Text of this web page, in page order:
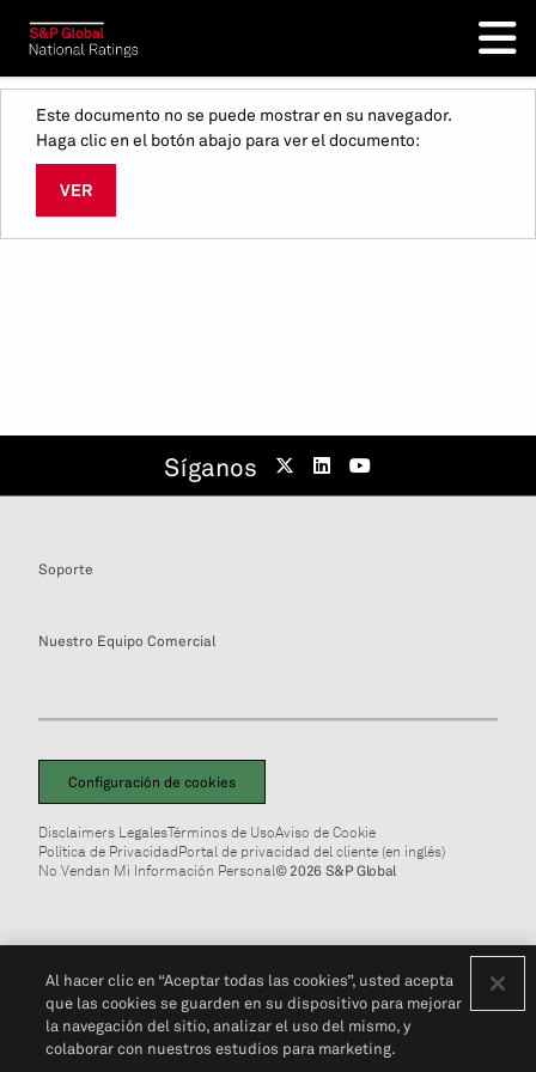
Este documento no se puede mostrar en su navegador.
Haga clic en el botón abajo para ver el documento:
VER
Síganos
Soporte
Nuestro Equipo Comercial
Configuración de cookies
Disclaimers LegalesTérminos de UsoAviso de Cookie
Política de PrivacidadPortal de privacidad del cliente (en inglés)
No Vendan Mi Información Personal© 2026 S&P Global
Al hacer clic en “Aceptar todas las cookies”, usted acepta
que las cookies se guarden en su dispositivo para mejorar
la navegación del sitio, analizar el uso del mismo, y
colaborar con nuestros estudios para marketing.